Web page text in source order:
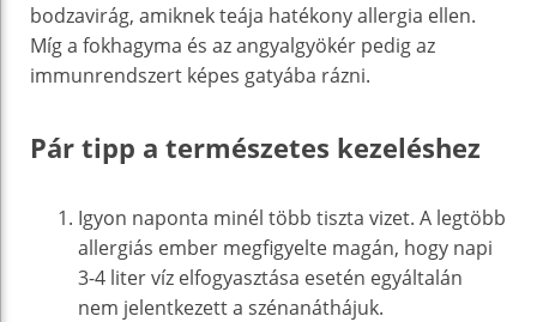
bodzavirág, amiknek teája hatékony allergia ellen.
Míg a fokhagyma és az angyalgyökér pedig az
immunrendszert képes gatyába rázni.
Pár tipp a természetes kezeléshez
Igyon naponta minél több tiszta vizet. A legtöbb
allergiás ember megfigyelte magán, hogy napi
3-4 liter víz elfogyasztása esetén egyáltalán
nem jelentkezett a szénanáthájuk.